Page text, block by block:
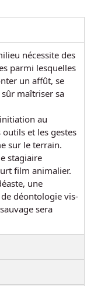
nécessite des
parmi lesquelles
un affût, se
maîtriser sa
au
et les gestes
sur le terrain.
stagiaire
film animalier.
une
déontologie vis-
sera